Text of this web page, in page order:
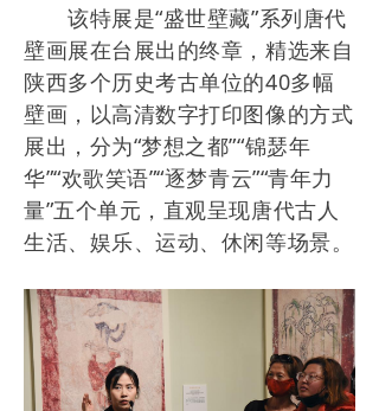
该特展是“盛世壁藏”系列唐代
壁画展在台展出的终章，精选来自
陕西多个历史考古单位的40多幅
壁画，以高清数字打印图像的方式
展出，分为“梦想之都”“锦瑟年
华”“欢歌笑语”“逐梦青云”“青年力
量”五个单元，直观呈现唐代古人
生活、娱乐、运动、休闲等场景。